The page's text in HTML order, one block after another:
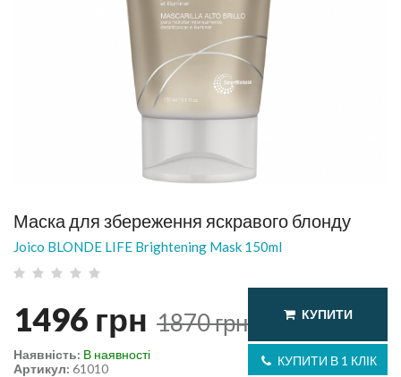
Маска для збереження яскравого блонду
Joico BLONDE LIFE Brightening Mask 150ml
1496 грн 1870грн КУПИТИ
КУПИТИ В 1 КЛІК
Артикул: 61010
Наявність: В наявності